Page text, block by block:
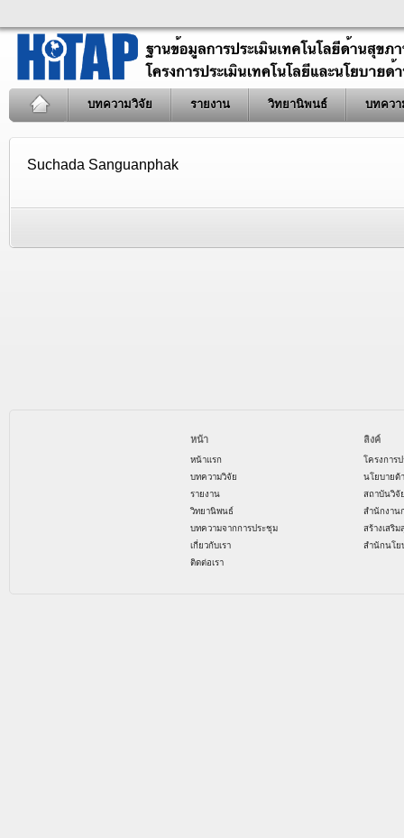
บทความวิจัย รายงาน วิทยานิพนธ์ บทควา
Suchada Sanguanphak
หน้า
หน้าแรก
บทความวิจัย
รายงาน
วิทยานิพนธ์
บทความจากการประชุม
เกี่ยวกับเรา
ติดต่อเรา
ลิงค์
โครงการ
นโยบายด้
สถาบันวิจั
สำนักงาน
สร้างเสริ
สำนักนโย